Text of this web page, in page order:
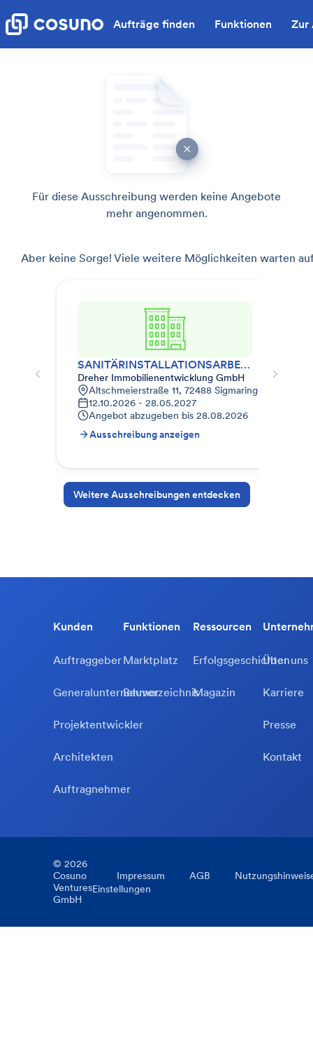
Aufträge finden Funktionen Zur
Für diese Ausschreibung werden keine Angebote
mehr angenommen.
Aber keine Sorge! Viele weitere Möglichkeiten warten
SANITÄRINSTALLATIONSARBEITEN
Dreher Immobilienentwicklung GmbH
Altschmeierstraße 11, 72488 Sigmaringen,
12.10.2026 - 28.05.2027
Angebot abzugeben bis 28.08.2026
Ausschreibung anzeigen
Weitere Ausschreibungen entdecken
Kunden
Auftraggeber
Generalunternehmer
Projektentwickler
Architekten
Auftragnehmer
Funktionen
Marktplatz
Bauverzeichnis
Ressourcen
Erfolgsgeschichten
Magazin
Über uns
Karriere
Presse
Kontakt
© 2026
Cosuno
Ventures
GmbH
Impressum AGB
Einstellungen